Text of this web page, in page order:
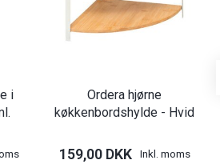
i
Ordera hjørne
køkkenbordshylde - Hvid
159,00 DKK Inkl. moms